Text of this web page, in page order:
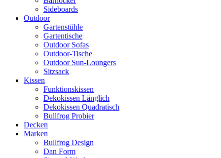
Sideboards
Outdoor
Gartenstühle
Gartentische
Outdoor Sofas
Outdoor-Tische
Outdoor Sun-Loungers
Sitzsack
Kissen
Funktionskissen
Dekokissen Länglich
Dekokissen Quadratisch
Bullfrog Probier
Decken
Marken
Bullfrog Design
Dan Form